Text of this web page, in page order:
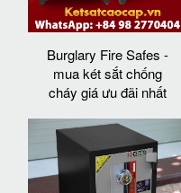
Burglary Fire Safes -
mua két sắt chống
cháy giá ưu đãi nhất